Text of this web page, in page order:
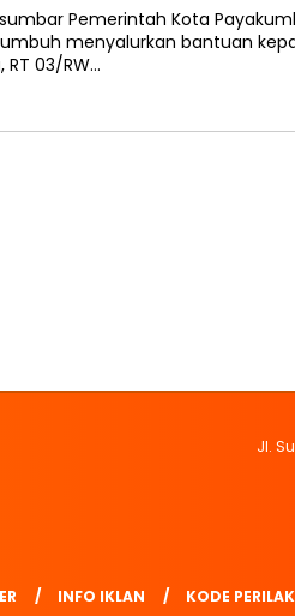
Pemerintah Kota
menyalurkan bantuan
03/RW…
Jl.
INFO IKLAN KODE